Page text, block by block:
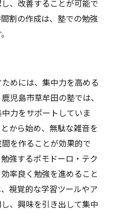
、改善することが可能で
割の作成は、塾での勉強
めには、集中力を高める
児島市草牟田の塾では、
力をサポートしていま
から始め、無駄な雑音を
を作ることが効果的で
強するポモドーロ・テク
率良く勉強を進めること
視覚的な学習ツールやア
、興味を引き出して集中